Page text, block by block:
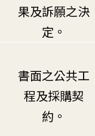
果及訴願之決
定。
書面之公共工
程及採購契
約。